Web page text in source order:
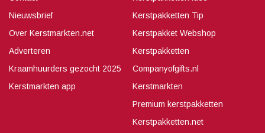
Nieuwsbrief
Over Kerstmarkten.net
Adverteren
Kraamhuurders gezocht 2025
Kerstmarkten app
Kerstpakketten Tip
Kerstpakket Webshop
Kerstpakketten
Companyofgifts.nl
Kerstmarkten
Premium kerstpakketten
Kerstpakketten.net